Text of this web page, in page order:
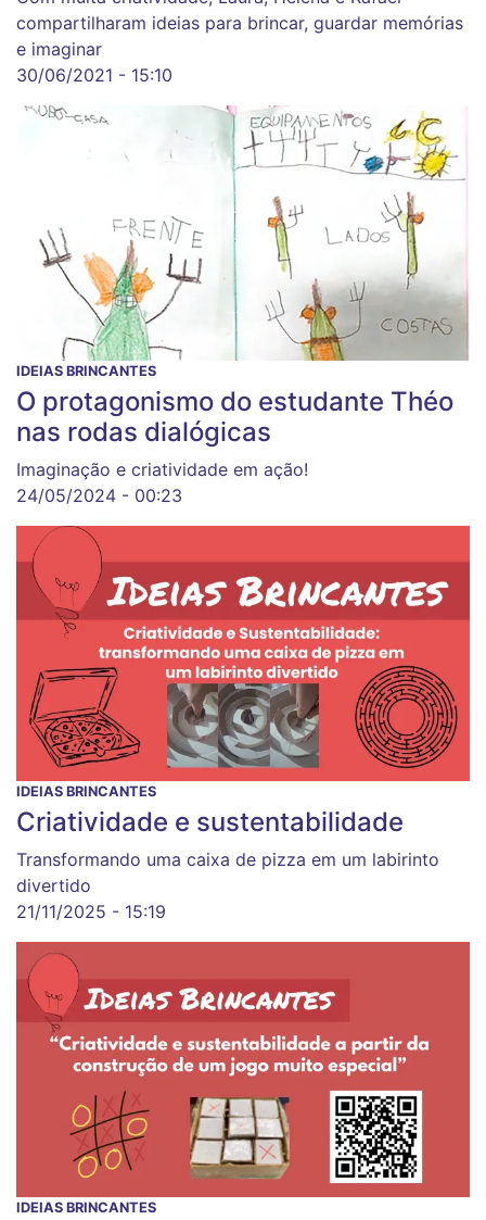
compartilharam ideias para brincar, guardar memórias
e imaginar
30/06/2021 - 15:10
IDEIAS BRINCANTES
O protagonismo do estudante Théo
nas rodas dialógicas
Imaginação e criatividade em ação!
24/05/2024 - 00:23
IDEIAS BRINCANTES
Criatividade e sustentabilidade
Transformando uma caixa de pizza em um labirinto
divertido
21/11/2025 - 15:19
IDEIAS BRINCANTES